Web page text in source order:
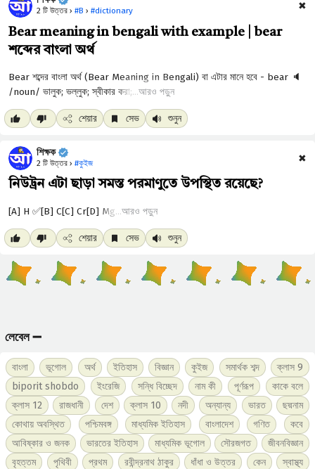
2 টি উত্তর › #B › #dictionary ✖
Bear meaning in bengali with example | bear
শব্দের বাংলা অর্থ
আরও পড়ুন
শেয়ার সেভ শুনুন
শিক্ষক
2 টি উত্তর › #কুইজ ✖
নিউট্রন এটা ছাড়া সমস্ত পরমাণুতে উপস্থিত রয়েছে?
আরও পড়ুন
শেয়ার সেভ শুনুন
লেবেল ➖
বাংলা ভূগোল অর্থ ইতিহাস বিজ্ঞান কুইজ সমার্থক শব্দ
ক্লাস 9
biporit shobdo
ইংরেজি সন্ধি বিচ্ছেদ নাম কী পূর্ণরূপ
কাকে বলে
ক্লাস 12
রাজধানী দেশ ক্লাস 10 নদী অন্যান্য ভারত
ছদ্মনাম
কোথায় অবস্থিত
পশ্চিমবঙ্গ মাধ্যমিক ইতিহাস বাংলাদেশ গণিত
কবে
আবিষ্কার ও জনক
ভারতের ইতিহাস মাধ্যমিক ভূগোল সৌরজগত
জীবনবিজ্ঞান
বৃহত্তম
পৃথিবী প্রথম রবীন্দ্রনাথ ঠাকুর ধাঁধা ও উত্তর কেন
স্বাস্থ্য